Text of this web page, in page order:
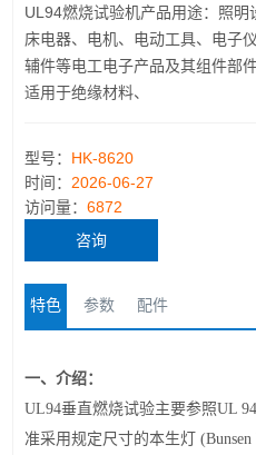
UL94燃烧试验机产品用途：照
床电器、电机、电动工具、电子
辅件等电工电子产品及其组件部
适用于绝缘材料、
型号： HK-8620
时间： 2026-06-27
访问量：6872
咨询
特色 参数 配件
一、介绍：
UL94垂直燃烧试验主要参照UL
准采用规定尺寸的本生灯